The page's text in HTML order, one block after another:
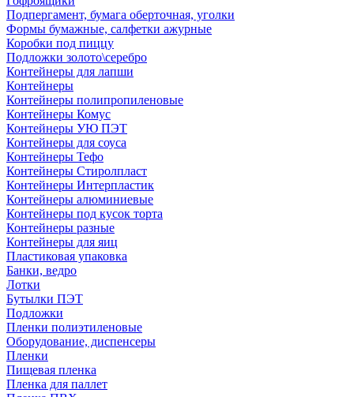
Подпергамент, бумага оберточная, уголки
Формы бумажные, салфетки ажурные
Коробки под пиццу
Подложки золото\серебро
Контейнеры для лапши
Контейнеры
Контейнеры полипропиленовые
Контейнеры Комус
Контейнеры УЮ ПЭТ
Контейнеры для соуса
Контейнеры Тефо
Контейнеры Стиролпласт
Контейнеры Интерпластик
Контейнеры алюминиевые
Контейнеры под кусок торта
Контейнеры разные
Контейнеры для яиц
Пластиковая упаковка
Банки, ведро
Лотки
Бутылки ПЭТ
Подложки
Пленки полиэтиленовые
Оборудование, диспенсеры
Пленки
Пищевая пленка
Пленка для паллет